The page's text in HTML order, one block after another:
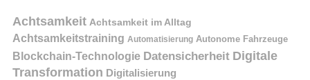
Achtsamkeit Achtsamkeit im Alltag
Achtsamkeitstraining Automatisierung Autonome Fahrzeuge
Blockchain-Technologie Datensicherheit Digitale
Transformation Digitalisierung